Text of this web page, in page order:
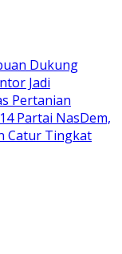
Dukung
Jadi
Pertanian
Partai NasDem,
Catur Tingkat